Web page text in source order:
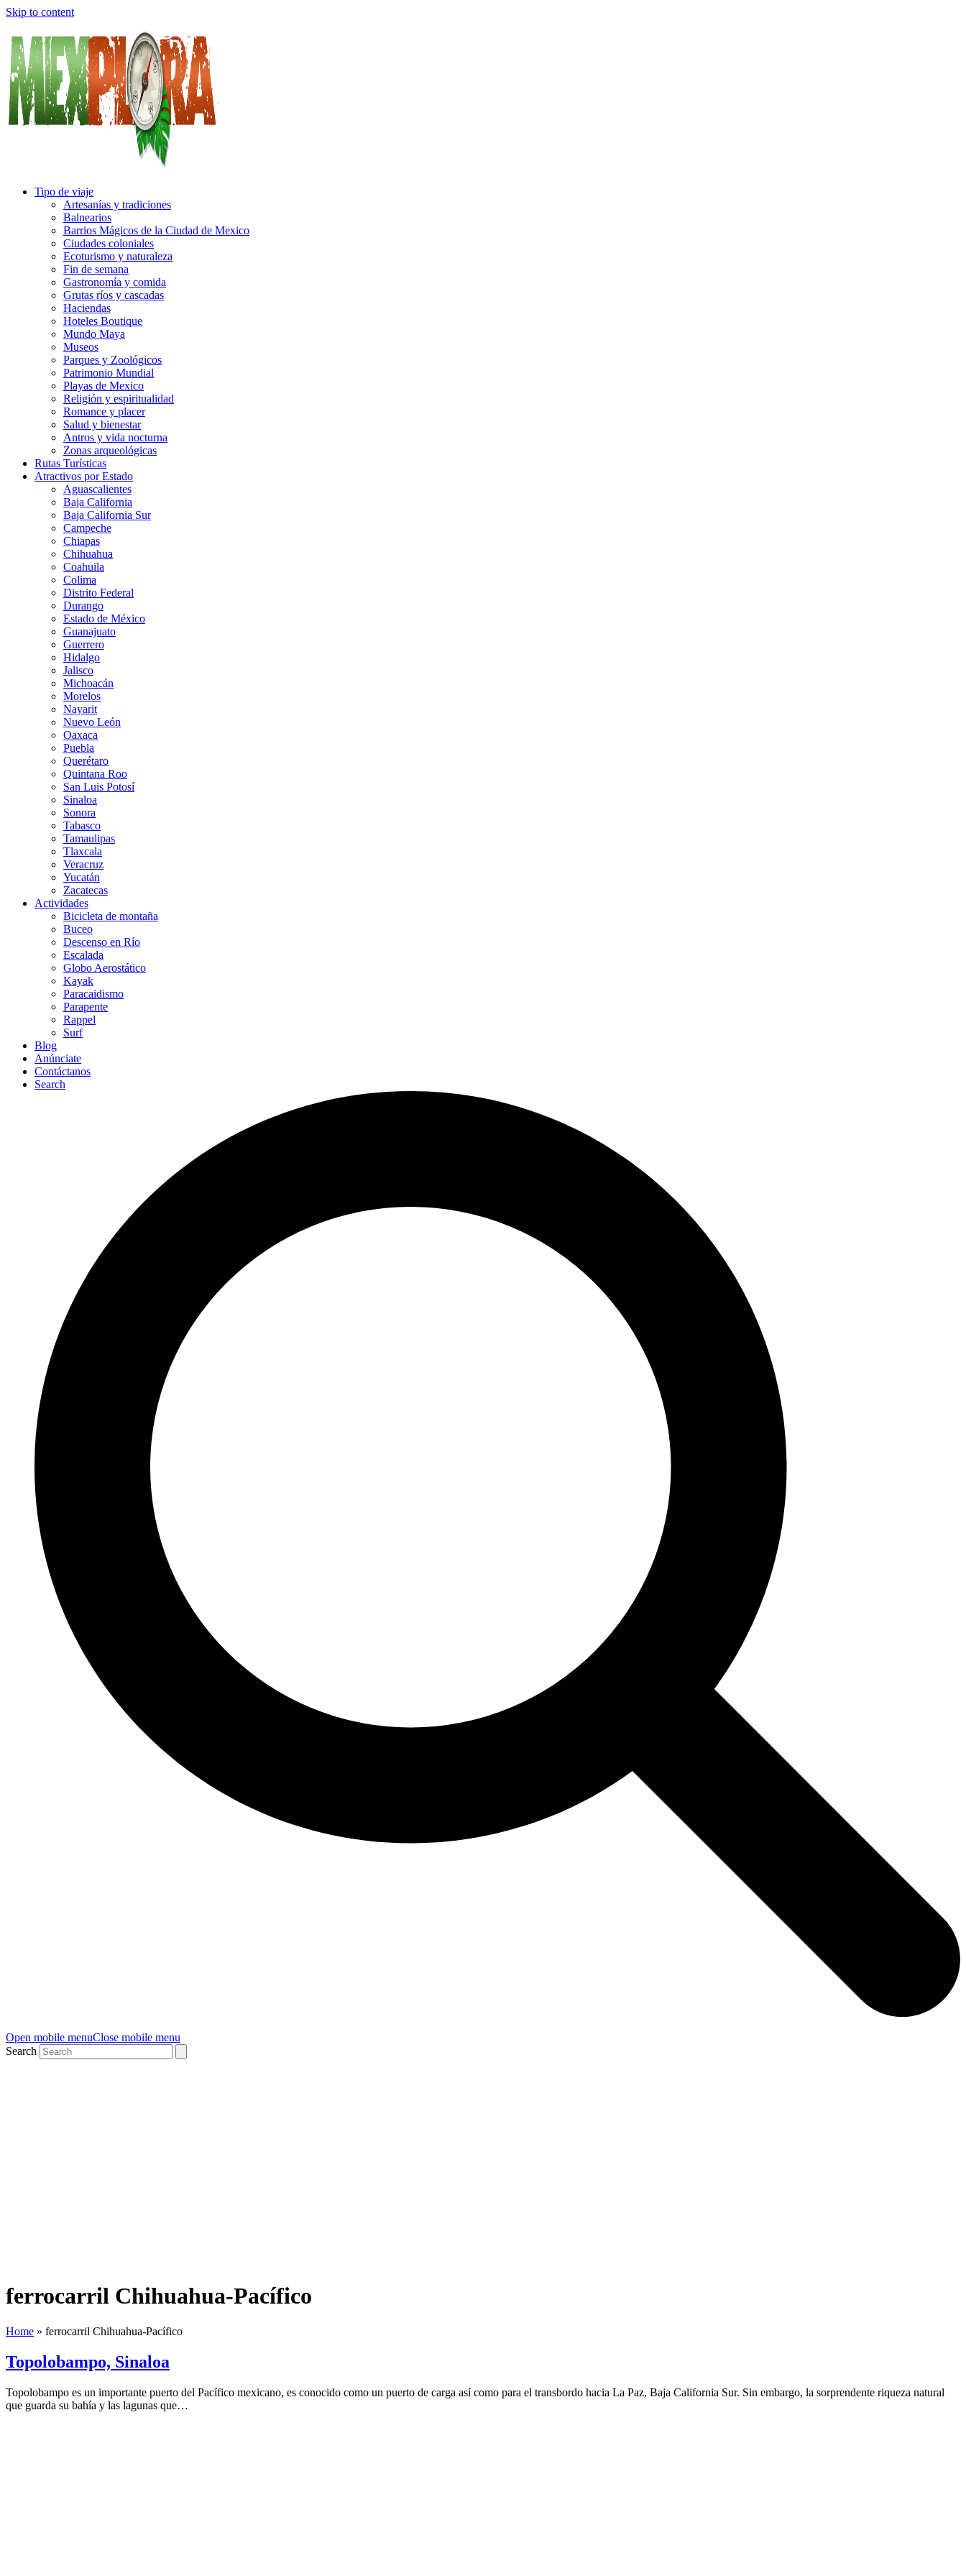
Skip to content
Tipo de viaje
Artesanías y tradiciones
Balnearios
Barrios Mágicos de la Ciudad de Mexico
Ciudades coloniales
Ecoturismo y naturaleza
Fin de semana
Gastronomía y comida
Grutas ríos y cascadas
Haciendas
Hoteles Boutique
Mundo Maya
Museos
Parques y Zoológicos
Patrimonio Mundial
Playas de Mexico
Religión y espiritualidad
Romance y placer
Salud y bienestar
Antros y vida nocturna
Zonas arqueológicas
Rutas Turísticas
Atractivos por Estado
Aguascalientes
Baja California
Baja California Sur
Campeche
Chiapas
Chihuahua
Coahuila
Colima
Distrito Federal
Durango
Estado de México
Guanajuato
Guerrero
Hidalgo
Jalisco
Michoacán
Morelos
Nayarit
Nuevo León
Oaxaca
Puebla
Querétaro
Quintana Roo
San Luis Potosí
Sinaloa
Sonora
Tabasco
Tamaulipas
Tlaxcala
Veracruz
Yucatán
Zacatecas
Actividades
Bicicleta de montaña
Buceo
Descenso en Río
Escalada
Globo Aerostático
Kayak
Paracaidismo
Parapente
Rappel
Surf
Blog
Anúnciate
Contáctanos
Search
Open mobile menuClose mobile menu
Search
ferrocarril Chihuahua-Pacífico
Home » ferrocarril Chihuahua-Pacífico
Topolobampo, Sinaloa
Topolobampo es un importante puerto del Pacífico mexicano, es conocido como un puerto de carga así como para el transbordo hacia La Paz, Baja California Sur. Sin embargo, la sorprendente riqueza natural
que guarda su bahía y las lagunas que…